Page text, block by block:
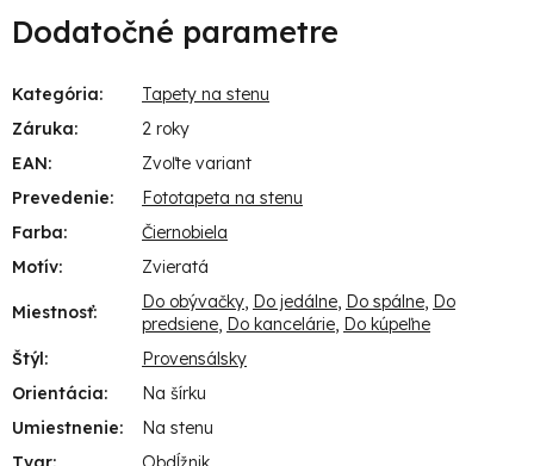
Dodatočné parametre
Kategória:
Tapety na stenu
Záruka:
2 roky
EAN:
Zvoľte variant
Prevedenie:
Fototapeta na stenu
Farba:
Čiernobiela
Motív: Zvieratá
Miestnosť: Do obývačky, Do jedálne, Do spálne, Do
predsiene, Do kancelárie, Do kúpeľne
Štýl:
Provensálsky
Orientácia:
Na šírku
Umiestnenie:
Na stenu